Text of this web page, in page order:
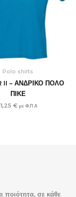
Polo shirts
II – ΑΝΔΡΙΚΟ ΠΟΛΟ
ΠΙΚΕ
€ με Φ.Π.Α
ποιότητα, σε κάθε